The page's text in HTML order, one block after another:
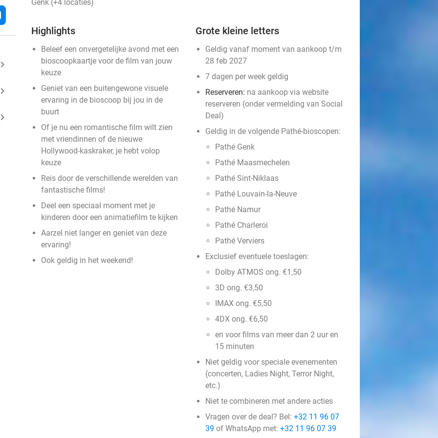
keyboard_arrow_right
keyboard_arrow_right
keyboard_arrow_right
Genk (+4 locaties)
Highlights
Beleef een onvergetelijke avond met een
bioscoopkaartje voor de film van jouw
keuze
Geniet van een buitengewone visuele
ervaring in de bioscoop bij jou in de
buurt
Of je nu een romantische film wilt zien
met vriendinnen of de nieuwe
Hollywood-kaskraker, je hebt volop
keuze
Reis door de verschillende werelden van
fantastische films!
Deel een speciaal moment met je
kinderen door een animatiefilm te kijken
Aarzel niet langer en geniet van deze
ervaring!
Ook geldig in het weekend!
Grote kleine letters
Geldig vanaf moment van aankoop t/m
28 feb 2027
7 dagen per week geldig
Reserveren: na aankoop via website
reserveren (onder vermelding van Social
Deal)
Geldig in de volgende Pathé-bioscopen:
Pathé Genk
Pathé Maasmechelen
Pathé Sint-Niklaas
Pathé Louvain-la-Neuve
Pathé Namur
Pathé Charleroi
Pathé Verviers
Exclusief eventuele toeslagen:
Dolby ATMOS ong. €1,50
3D ong. €3,50
IMAX ong. €5,50
4DX ong. €6,50
en voor films van meer dan 2 uur en
15 minuten
Niet geldig voor speciale evenementen
(concerten, Ladies Night, Terror Night,
etc.)
Niet te combineren met andere acties
Vragen over de deal? Bel: +32 11 96 07
39 of WhatsApp met: +32 11 96 07 39